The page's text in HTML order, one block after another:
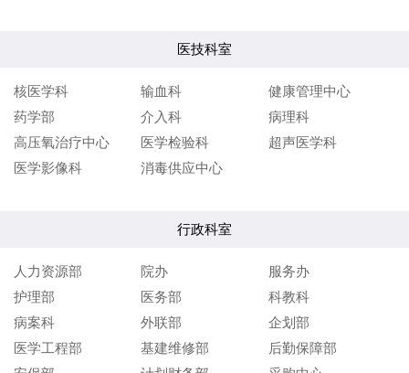
医技科室
核医学科 输血科
健康管理中心
药学部
介入科
病理科
高压氧治疗中心
医学检验科
超声医学科
医学影像科
消毒供应中心
行政科室
人力资源部 院办
服务办
护理部
医务部
科教科
病案科
外联部
企划部
医学工程部
基建维修部
后勤保障部